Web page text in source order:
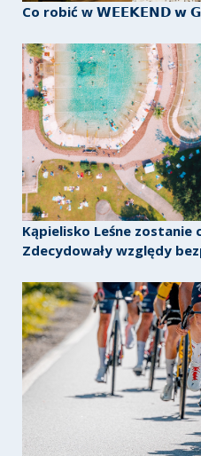
Co robić w 𝗪𝗘𝗘𝗞𝗘𝗡𝗗 𝘄
Kąpielisko Leśne zostanie
Zdecydowały względy